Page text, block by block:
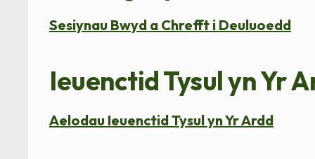
Sesiynau Bwyd a Chrefft i Deuluoedd
Ieuenctid Tysul yn Yr
Aelodau Ieuenctid Tysul yn Yr Ardd